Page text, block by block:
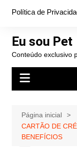
conteúdo
Política de
Eu sou Pet
Conteúdo exclusivo
Página inicial
CARTÃO DE
BENEFÍCIOS